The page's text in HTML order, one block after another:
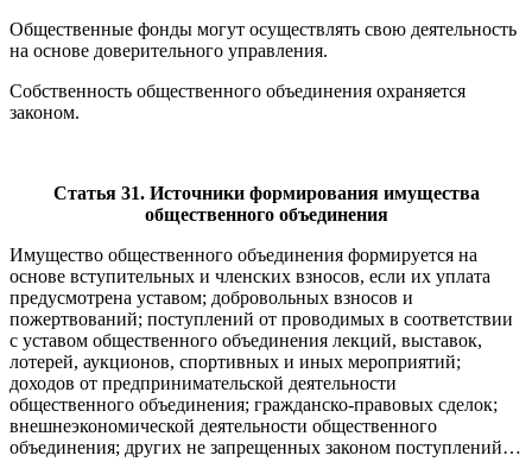
Общественные фонды могут осуществлять свою деятельность
на основе доверительного управления.
Собственность общественного объединения охраняется
законом.
Статья 31. Источники формирования имущества
общественного объединения
Имущество общественного объединения формируется на
основе вступительных и членских взносов, если их уплата
предусмотрена уставом; добровольных взносов и
пожертвований; поступлений от проводимых в соответствии
с уставом общественного объединения лекций, выставок,
лотерей, аукционов, спортивных и иных мероприятий;
доходов от предпринимательской деятельности
общественного объединения; гражданско-правовых сделок;
внешнеэкономической деятельности общественного
объединения; других не запрещенных законом поступлений…